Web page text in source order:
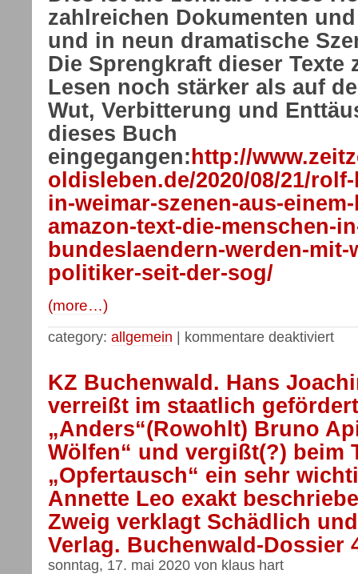
zahlreichen Dokumenten
und in neun dramatische
Die Sprengkraft dieser Texte
Lesen noch stärker als auf
Wut, Verbitterung und
dieses Buch
eingegangen: http://
oldisleben.de/2020/08/21/
in-weimar-szenen-aus-
amazon-text-die-menschen-
bundeslaendern-werden-mit-
politiker-seit-der-sog/
(more…)
category: allgemein | kommentare deaktiviert
KZ Buchenwald. Hans
verreißt im staatlich
„Anders“(Rowohlt) Bruno
Wölfen“ und vergißt(?) beim
„Opfertausch“ ein sehr
Annette Leo exakt
Zweig verklagt Schädlich
Verlag. Buchenwald-Dossier
sonntag, 17. mai 2020 von klaus hart